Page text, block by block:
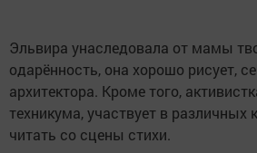
Эльвира унаследовала от мамы
одарённость, она хорошо рисует,
архитектора. Кроме того,
техникума, участвует в различных
читать со сцены стихи.